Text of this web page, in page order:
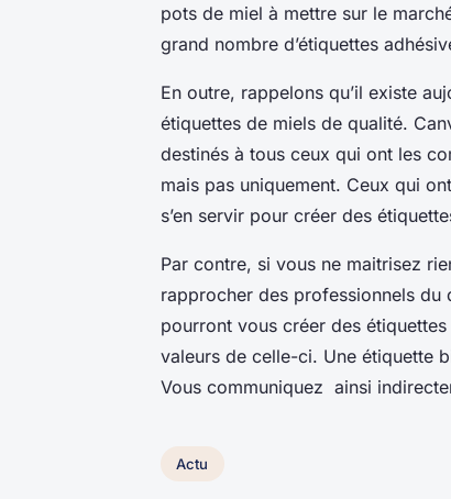
pots de miel à mettre sur le
grand nombre d’étiquettes
En outre, rappelons qu’il existe
étiquettes de miels de qualité.
destinés à tous ceux qui ont les
mais pas uniquement. Ceux qui
s’en servir pour créer des
Par contre, si vous ne maitrisez
rapprocher des professionnels
pourront vous créer des
valeurs de celle-ci. Une étiquette
Vous communiquez ainsi
Actu